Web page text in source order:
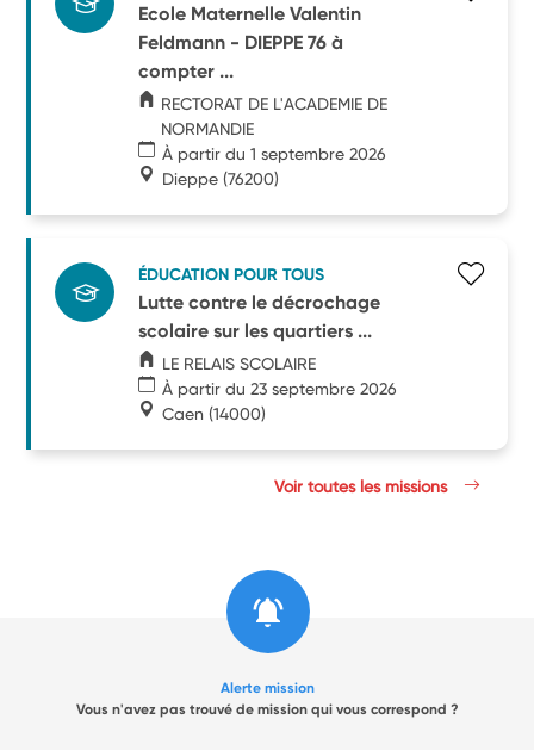
Ecole Maternelle Valentin
Feldmann - DIEPPE 76 à
compter ...
RECTORAT DE L'ACADEMIE DE
NORMANDIE
À partir du 1 septembre 2026
Dieppe (76200)
ÉDUCATION POUR TOUS
Lutte contre le décrochage
scolaire sur les quartiers ...
LE RELAIS SCOLAIRE
À partir du 23 septembre 2026
Caen (14000)
Voir toutes les missions
Alerte mission
Vous n'avez pas trouvé de mission qui vous correspond ?